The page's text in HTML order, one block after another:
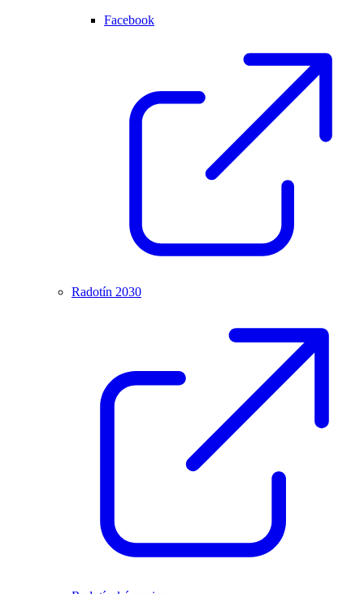
Facebook
Radotín 2030